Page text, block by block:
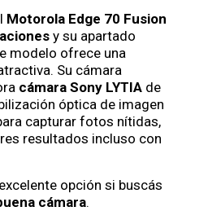
Motorola Edge 70 Fusion
y su apartado
modelo ofrece una
Su cámara
cámara Sony LYTIA de
óptica de imagen
capturar fotos nítidas,
resultados incluso con
opción si buscás
cámara.